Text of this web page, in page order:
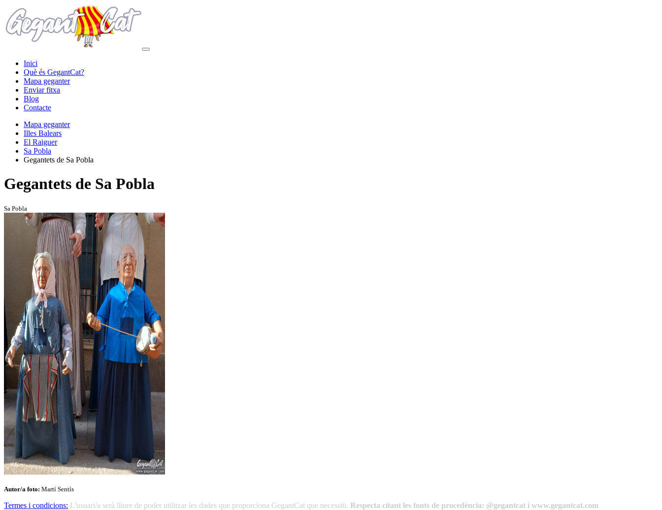
Inici
Què és GegantCat?
Mapa geganter
Enviar fitxa
Blog
Contacte
Mapa geganter
Illes Balears
El Raiguer
Sa Pobla
Gegantets de Sa Pobla
Gegantets de Sa Pobla
Sa Pobla
Autor/a foto: Martí Sentís
Termes i condicions: L'usuari/a serà lliure de poder utilitzar les dades que proporciona GegantCat que necessiti. Respecta citant les fonts de procedència: @gegantcat i www.gegantcat.com